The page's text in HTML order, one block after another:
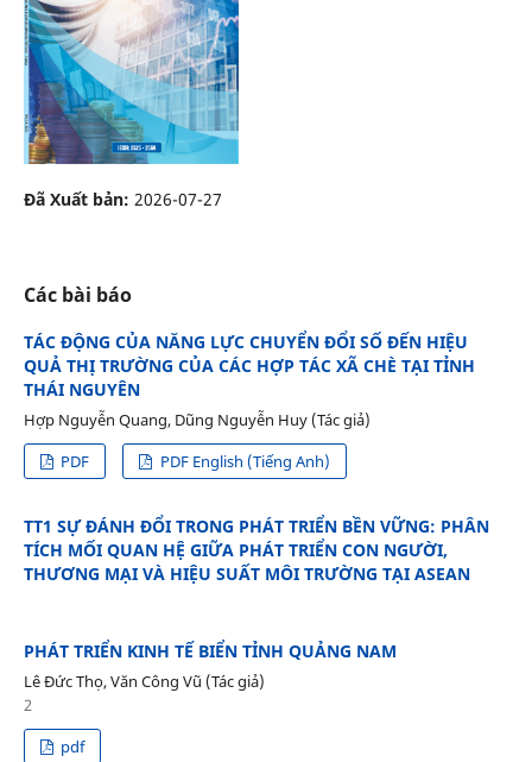
Đã Xuất bản: 2026-07-27
Các bài báo
TÁC ĐỘNG CỦA NĂNG LỰC CHUYỂN ĐỔI SỐ ĐẾN HIỆU
QUẢ THỊ TRƯỜNG CỦA CÁC HỢP TÁC XÃ CHÈ TẠI TỈNH
THÁI NGUYÊN
Hợp Nguyễn Quang, Dũng Nguyễn Huy (Tác giả)
PDF
PDF English (Tiếng Anh)
TT1 SỰ ĐÁNH ĐỔI TRONG PHÁT TRIỂN BỀN VỮNG: PHÂN
TÍCH MỐI QUAN HỆ GIỮA PHÁT TRIỂN CON NGƯỜI,
THƯƠNG MẠI VÀ HIỆU SUẤT MÔI TRƯỜNG TẠI ASEAN
PHÁT TRIỂN KINH TẾ BIỂN TỈNH QUẢNG NAM
Lê Đức Thọ, Văn Công Vũ (Tác giả)
2
pdf